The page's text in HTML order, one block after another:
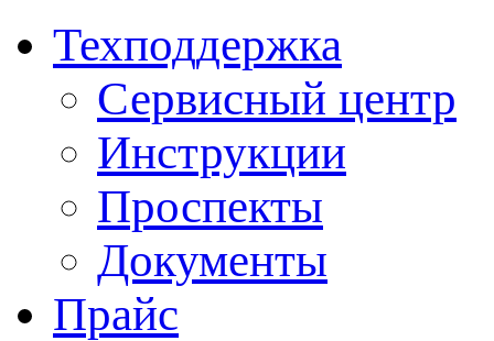
Техподдержка
Сервисный центр
Инструкции
Проспекты
Документы
Прайс